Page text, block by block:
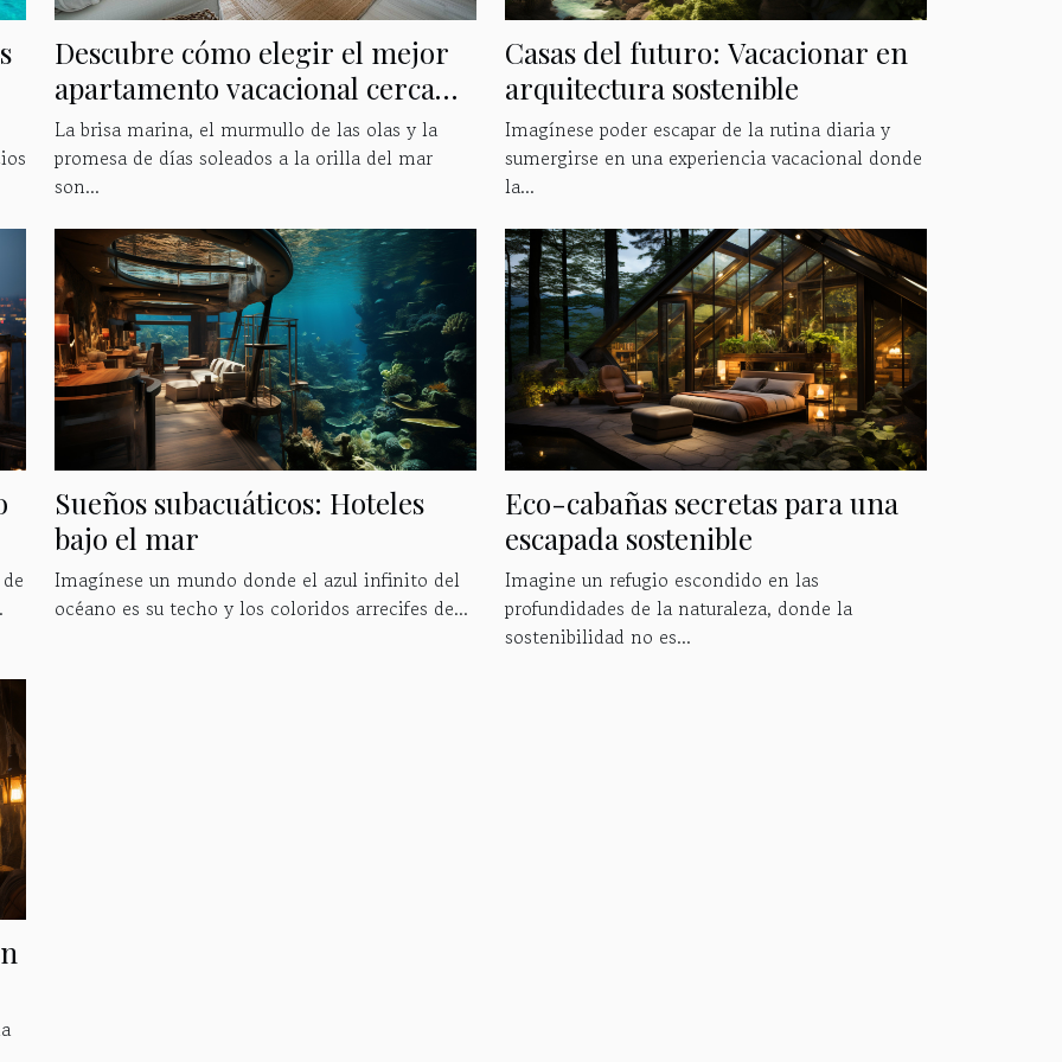
Descubre cómo elegir el mejor
apartamento vacacional cerca
del mar
La brisa marina, el murmullo de las olas y la
promesa de días soleados a la orilla del mar
son...
Casas del futuro: Vacacionar en
arquitectura sostenible
Imagínese poder escapar de la rutina diaria y
sumergirse en una experiencia vacacional donde
la...
Sueños subacuáticos: Hoteles
bajo el mar
Imagínese un mundo donde el azul infinito del
océano es su techo y los coloridos arrecifes de...
Eco-cabañas secretas para una
escapada sostenible
Imagine un refugio escondido en las
profundidades de la naturaleza, donde la
sostenibilidad no es...